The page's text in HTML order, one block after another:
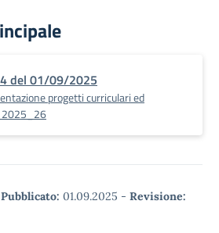
del 01/09/2025
progetti curriculari ed
2025_26
Pubblicato: 01.09.2025 - Revisione: